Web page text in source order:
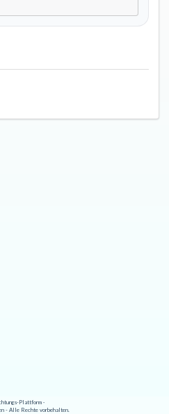
Plattform ·
- Alle Rechte vorbehalten.